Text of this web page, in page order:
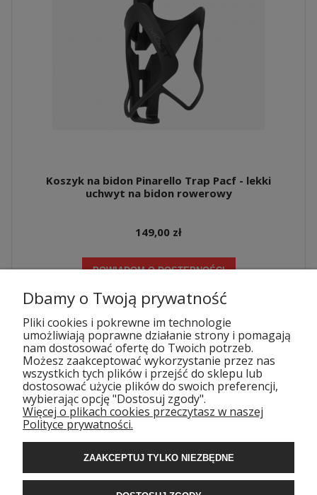
Koszyk na bidon Pinarello Trap Pacf - lekki
uchwyt na bidon rowerowy
149,00 zł
POWIADOM O DOSTĘPNOŚCI
POMOC
DOSTAWA
Dbamy o Twoją prywatność
Pliki cookies i pokrewne im technologie
umożliwiają poprawne działanie strony i pomagają
nam dostosować ofertę do Twoich potrzeb.
Możesz zaakceptować wykorzystanie przez nas
wszystkich tych plików i przejść do sklepu lub
dostosować użycie plików do swoich preferencji,
wybierając opcję "Dostosuj zgody".
Więcej o plikach cookies przeczytasz w naszej
Polityce prywatności.
ZAAKCEPTUJ TYLKO NIEZBĘDNE